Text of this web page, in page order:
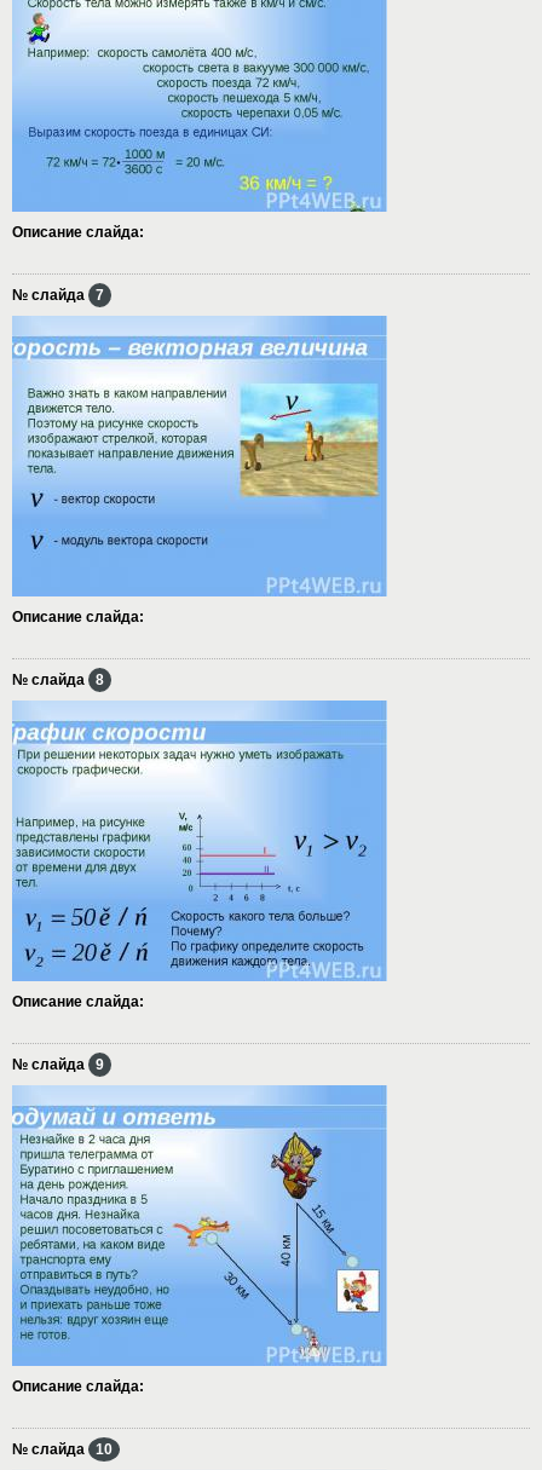
Описание слайда:
№ слайда 7
Описание слайда:
№ слайда 8
Описание слайда:
№ слайда 9
Описание слайда:
№ слайда 10